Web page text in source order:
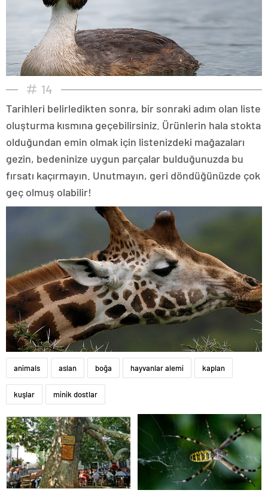
14
Tarihleri belirledikten sonra, bir sonraki adım olan liste
oluşturma kısmına geçebilirsiniz. Ürünlerin hala stokta
olduğundan emin olmak için listenizdeki mağazaları
gezin, bedeninize uygun parçalar bulduğunuzda bu
fırsatı kaçırmayın. Unutmayın, geri döndüğünüzde çok
geç olmuş olabilir!
animals aslan boğa hayvanlar alemi kaplan
kuşlar minik dostlar